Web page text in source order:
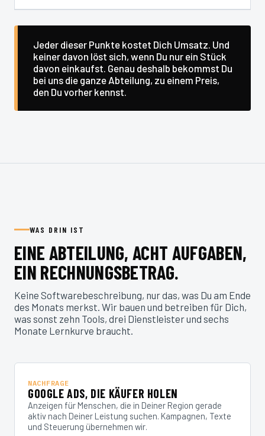
Jeder dieser Punkte kostet Dich Umsatz. Und
keiner davon löst sich, wenn Du nur ein Stück
davon einkaufst. Genau deshalb bekommst Du
bei uns die ganze Abteilung, zu einem Preis,
den Du vorher kennst.
WAS DRIN IST
EINE ABTEILUNG, ACHT AUFGABEN,
EIN RECHNUNGSBETRAG.
Keine Softwarebeschreibung, nur das, was Du am Ende
des Monats merkst. Wir bauen und betreiben für Dich,
was sonst zehn Tools, drei Dienstleister und sechs
Monate Lernkurve braucht.
NACHFRAGE
GOOGLE ADS, DIE KÄUFER HOLEN
Anzeigen für Menschen, die in Deiner Region gerade
aktiv nach Deiner Leistung suchen. Kampagnen, Texte
und Steuerung übernehmen wir.